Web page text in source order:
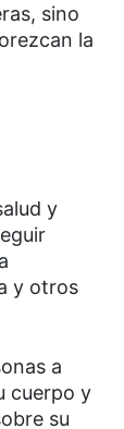
sino
la
y
y otros
a
cuerpo y
su